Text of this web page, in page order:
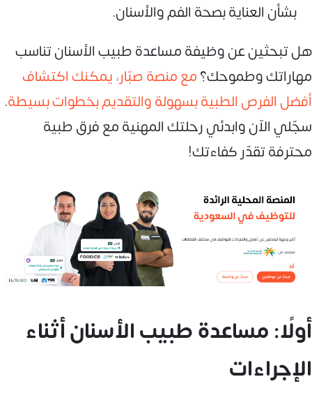
بشأن العناية بصحة الفم والأسنان.
هل تبحثين عن وظيفة مساعدة طبيب الأسنان تناسب
مهاراتك وطموحك؟مع منصة صبّار، يمكنك اكتشاف
أفضل الفرص الطبية بسهولة والتقديم بخطوات بسيطة.
سجّلي الآن وابدئي رحلتك المهنية مع فرق طبية
محترفة تقدّر كفاءتك!
أولًا: مساعدة طبيب الأسنان أثناء
الإجراءات